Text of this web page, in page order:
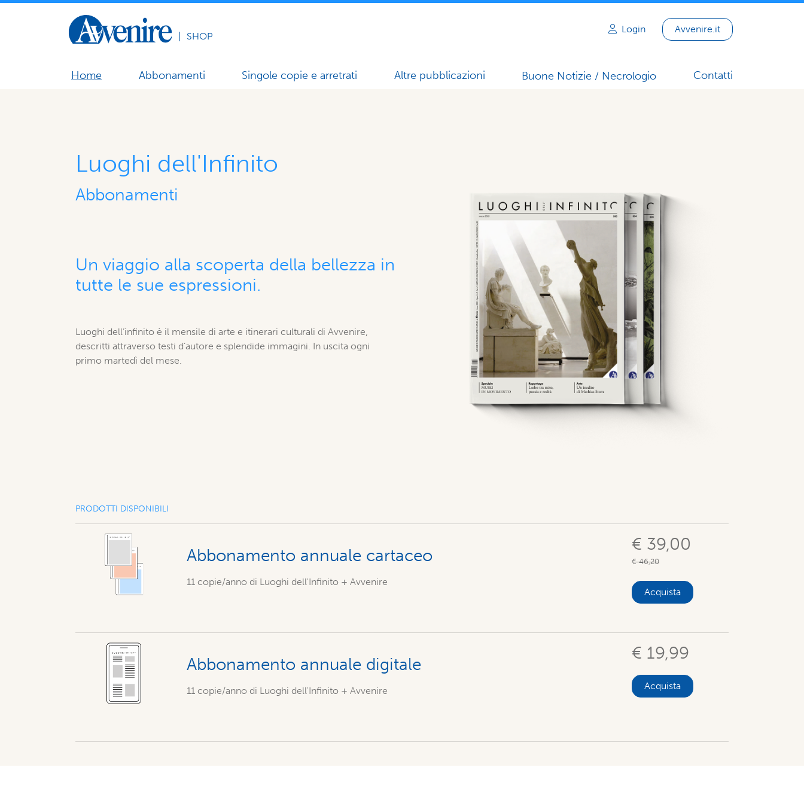
SHOP
Login Avvenire.it
Home Abbonamenti Singole copie e arretrati Altre pubblicazioni Buone Notizie / Necrologio Contatti
Luoghi dell'Infinito
Abbonamenti
Un viaggio alla scoperta della bellezza in
tutte le sue espressioni.
Luoghi dell’infinito è il mensile di arte e itinerari culturali di Avvenire,
descritti attraverso testi d’autore e splendide immagini. In uscita ogni
primo martedì del mese.
PRODOTTI DISPONIBILI
Abbonamento annuale cartaceo
11 copie/anno di Luoghi dell'Infinito + Avvenire
€ 39,00
€ 46,20
Acquista
Abbonamento annuale digitale
11 copie/anno di Luoghi dell'Infinito + Avvenire
€ 19,99
Acquista